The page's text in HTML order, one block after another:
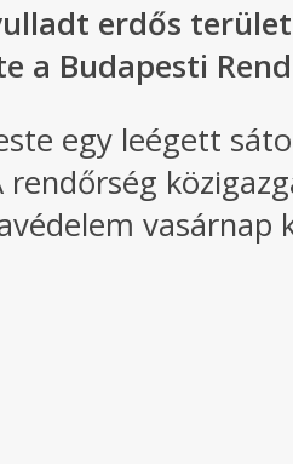
erdős
a Budapesti
egy leégett